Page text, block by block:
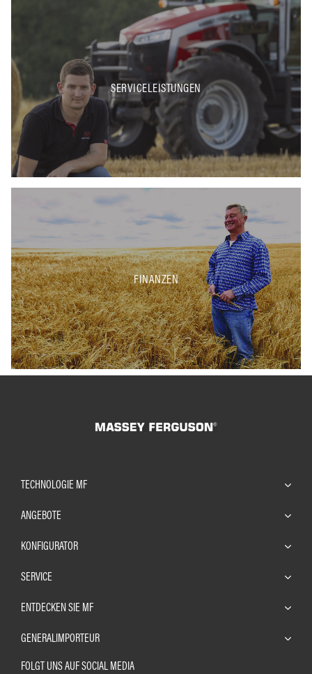
SERVICELEISTUNGEN
FINANZEN
TECHNOLOGIE MF
ANGEBOTE
KONFIGURATOR
SERVICE
ENTDECKEN SIE MF
GENERALIMPORTEUR
FOLGT UNS AUF SOCIAL MEDIA